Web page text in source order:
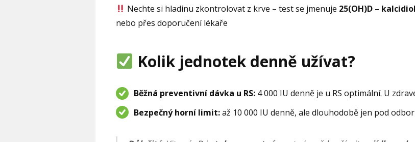
Nechte si hladinu zkontrolovat z krve – test se jmenuje 25(OH)D – kalcidiol
nebo přes doporučení lékaře
Kolik jednotek denně užívat?
Běžná preventivní dávka u RS: 4 000 IU denně je u RS optimální. U
Bezpečný horní limit:až 10 000 IU denně, ale dlouhodobě jen pod